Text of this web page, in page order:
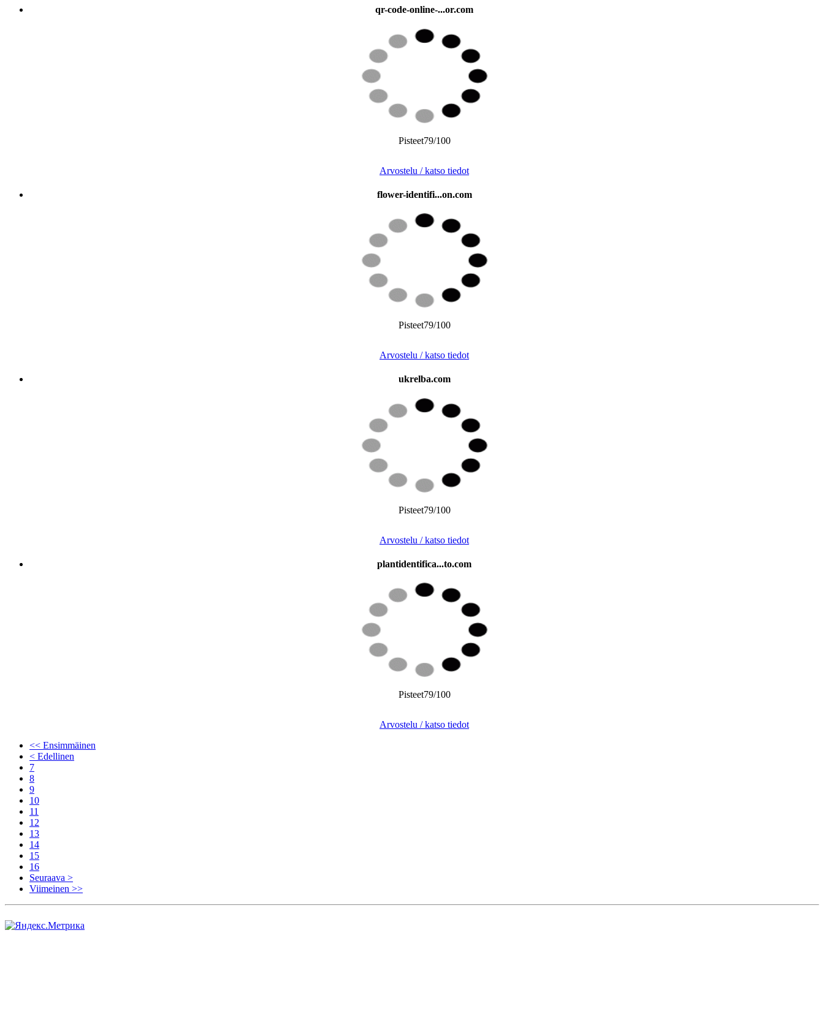
qr-code-online-...or.com
Pisteet79/100
Arvostelu / katso tiedot
flower-identifi...on.com
Pisteet79/100
Arvostelu / katso tiedot
ukrelba.com
Pisteet79/100
Arvostelu / katso tiedot
plantidentifica...to.com
Pisteet79/100
Arvostelu / katso tiedot
<< Ensimmäinen
< Edellinen
7
8
9
10
11
12
13
14
15
16
Seuraava >
Viimeinen >>